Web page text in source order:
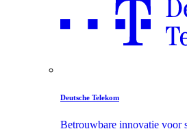
Deutsche Telekom
Betrouwbare innovatie voor